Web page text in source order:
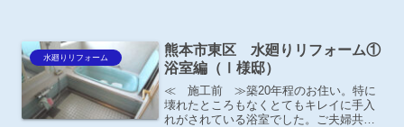
水廻りリフォーム
熊本市東区 水廻りリフォーム①
浴室編（Ⅰ様邸）
≪ 施工前 ≫築20年程のお住い。特に
壊れたところもなくとてもキレイに手入
れがされている浴室でした。ご夫婦共に